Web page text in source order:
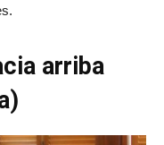
arriba